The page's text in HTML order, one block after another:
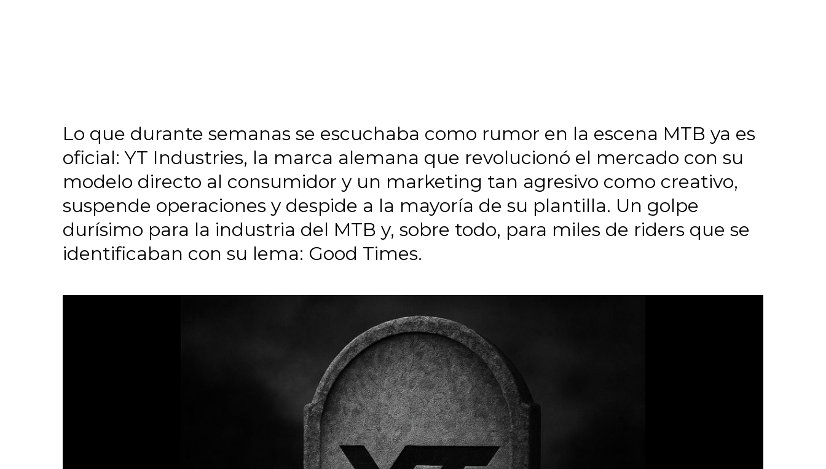
Lo que durante semanas se escuchaba como rumor en la escena MTB ya es
oficial: YT Industries, la marca alemana que revolucionó el mercado con su
modelo directo al consumidor y un marketing tan agresivo como creativo,
suspende operaciones y despide a la mayoría de su plantilla. Un golpe
durísimo para la industria del MTB y, sobre todo, para miles de riders que se
identificaban con su lema: Good Times.